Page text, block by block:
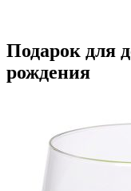
Подарок для
рождения